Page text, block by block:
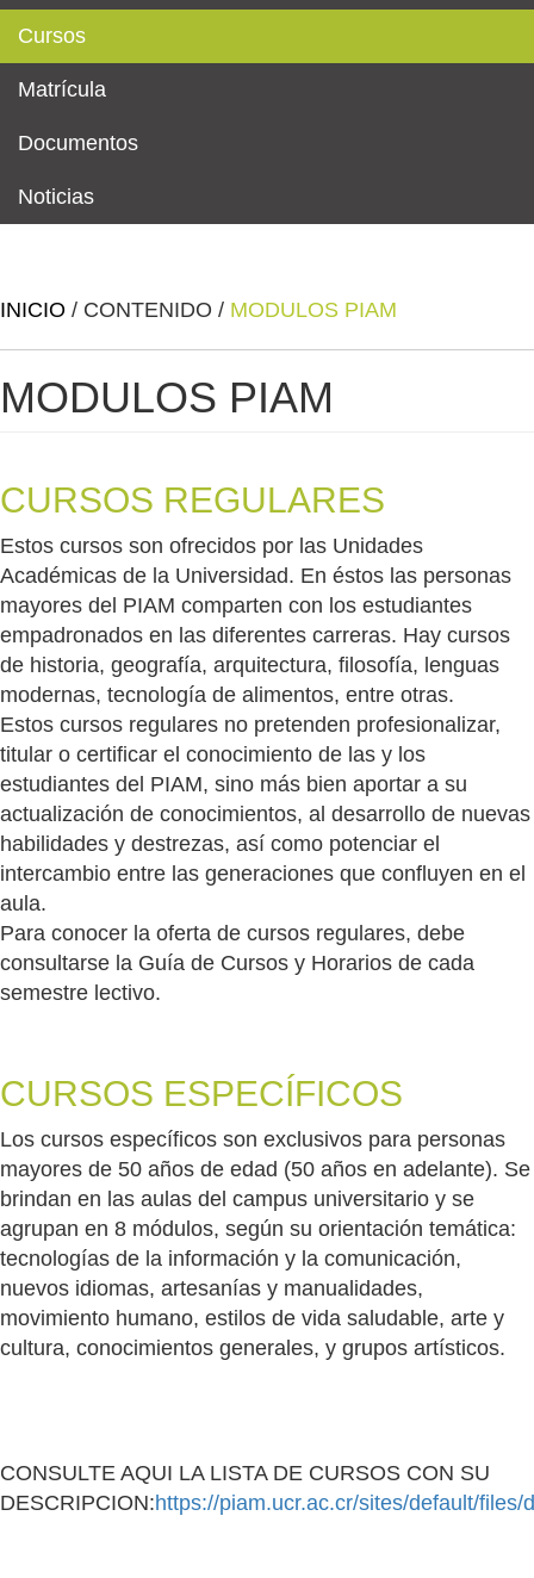
Cursos
Matrícula
Documentos
Noticias
INICIO / CONTENIDO / MODULOS PIAM
MODULOS PIAM
CURSOS REGULARES
Estos cursos son ofrecidos por las Unidades
Académicas de la Universidad. En éstos las personas
mayores del PIAM comparten con los estudiantes
empadronados en las diferentes carreras. Hay cursos
de historia, geografía, arquitectura, filosofía, lenguas
modernas, tecnología de alimentos, entre otras.
Estos cursos regulares no pretenden profesionalizar,
titular o certificar el conocimiento de las y los
estudiantes del PIAM, sino más bien aportar a su
actualización de conocimientos, al desarrollo de nuevas
habilidades y destrezas, así como potenciar el
intercambio entre las generaciones que confluyen en el
aula.
Para conocer la oferta de cursos regulares, debe
consultarse la Guía de Cursos y Horarios de cada
semestre lectivo.
CURSOS ESPECÍFICOS
Los cursos específicos son exclusivos para personas
mayores de 50 años de edad (50 años en adelante). Se
brindan en las aulas del campus universitario y se
agrupan en 8 módulos, según su orientación temática:
tecnologías de la información y la comunicación,
nuevos idiomas, artesanías y manualidades,
movimiento humano, estilos de vida saludable, arte y
cultura, conocimientos generales, y grupos artísticos.
CONSULTE AQUI LA LISTA DE CURSOS CON SU
DESCRIPCION:https://piam.ucr.ac.cr/sites/default/